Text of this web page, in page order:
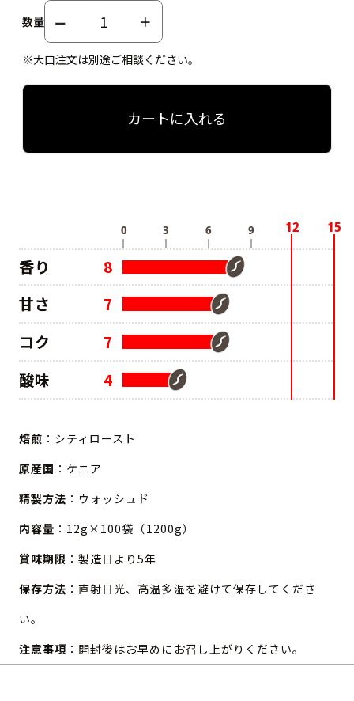
数量
※大口注文は別途ご相談ください。
カートに入れる
香り
8
甘さ
7
コク
7
酸味
4
焙煎 ：シティロースト
原産国 ：ケニア
精製方法 ：ウォッシュド
内容量 ：12g×100袋（1200g）
賞味期限 ：製造日より5年
保存方法 ：直射日光、高温多湿を避けて保存してくださ
い。
注意事項 ：開封後はお早めにお召し上がりください。